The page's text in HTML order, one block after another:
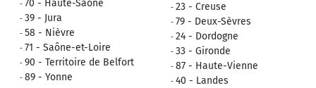
70 - Haute-Saône
39 - Jura
58 - Nièvre
71 - Saône-et-Loire
90 - Territoire de Belfort
89 - Yonne
23 - Creuse
79 - Deux-Sèvres
24 - Dordogne
33 - Gironde
87 - Haute-Vienne
40 - Landes